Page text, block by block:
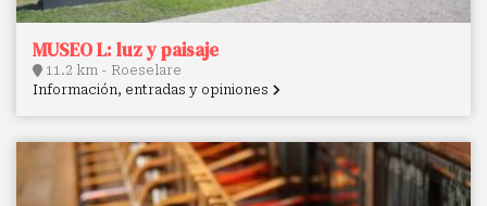
MUSEO L: luz y paisaje
11.2 km - Roeselare
Información, entradas y opiniones